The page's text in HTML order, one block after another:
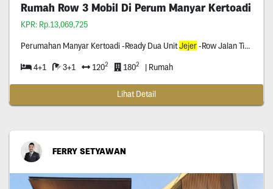
Rumah Row 3 Mobil Di Perum Manyar Kertoadi
KPR: Rp.13,069,725
Perumahan Manyar Kertoadi -Ready Dua UnitJejer-Row Jalan Tiga Mobil -Dekat Tengah Kota
4+1 3+1 1202 1802 | Rumah
Lihat Detail
FERRY SETYAWAN